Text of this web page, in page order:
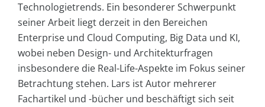
Technologietrends. Ein besonderer Schwerpunkt
seiner Arbeit liegt derzeit in den Bereichen
Enterprise und Cloud Computing, Big Data und KI,
wobei neben Design- und Architekturfragen
insbesondere die Real-Life-Aspekte im Fokus seiner
Betrachtung stehen. Lars ist Autor mehrerer
Fachartikel und -bücher und beschäftigt sich seit